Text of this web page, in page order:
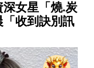
女星「燒.炭
收到訣別訊